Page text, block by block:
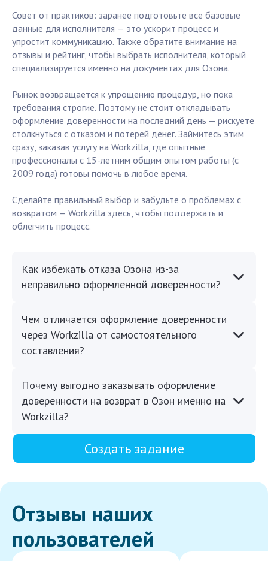
Совет от практиков: заранее подготовьте все базовые
данные для исполнителя — это ускорит процесс и
упростит коммуникацию. Также обратите внимание на
отзывы и рейтинг, чтобы выбрать исполнителя, который
специализируется именно на документах для Озона.
Рынок возвращается к упрощению процедур, но пока
требования строгие. Поэтому не стоит откладывать
оформление доверенности на последний день — рискуете
столкнуться с отказом и потерей денег. Займитесь этим
сразу, заказав услугу на Workzilla, где опытные
профессионалы с 15-летним общим опытом работы (с
2009 года) готовы помочь в любое время.
Сделайте правильный выбор и забудьте о проблемах с
возвратом — Workzilla здесь, чтобы поддержать и
облегчить процесс.
Как избежать отказа Озона из-за
неправильно оформленной доверенности?
Чем отличается оформление доверенности
через Workzilla от самостоятельного
составления?
Почему выгодно заказывать оформление
доверенности на возврат в Озон именно на
Workzilla?
Создать задание
Отзывы наших
пользователей